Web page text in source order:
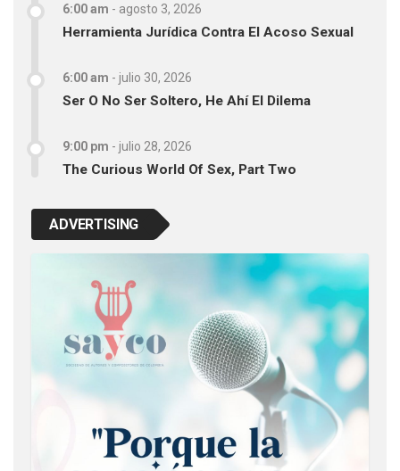
6:00 am - agosto 3, 2026
Herramienta Jurídica Contra El Acoso Sexual
6:00 am - julio 30, 2026
Ser O No Ser Soltero, He Ahí El Dilema
9:00 pm - julio 28, 2026
The Curious World Of Sex, Part Two
ADVERTISING